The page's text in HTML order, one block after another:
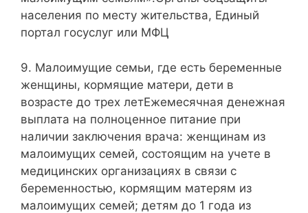
населения по месту жительства, Единый
портал госуслуг или МФЦ
9. Малоимущие семьи, где есть беременные
женщины, кормящие матери, дети в
возрасте до трех летЕжемесячная денежная
выплата на полноценное питание при
наличии заключения врача: женщинам из
малоимущих семей, состоящим на учете в
медицинских организациях в связи с
беременностью, кормящим матерям из
малоимущих семей; детям до 1 года из